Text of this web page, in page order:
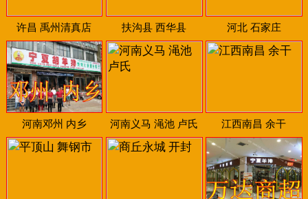
许昌 禹州清真店 扶沟县 西华县 河北 石家庄
河南邓州 内乡 河南义马 渑池 卢氏 江西南昌 余干